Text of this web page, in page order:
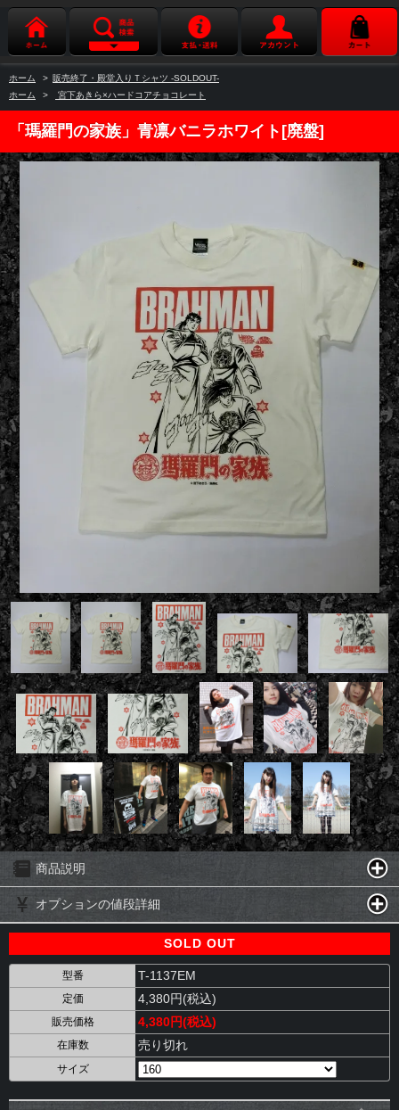
ホーム > 販売終了・殿堂入りＴシャツ -SOLDOUT-
ホーム
> 宮下あきら×ハードコアチョコレート
「瑪羅門の家族」青凛バニラホワイト[廃盤]
商品説明
オプションの値段詳細
SOLD OUT
型番 T-1137EM
定価 4,380円(税込)
販売価格 4,380円(税込)
在庫数 売り切れ
サイズ